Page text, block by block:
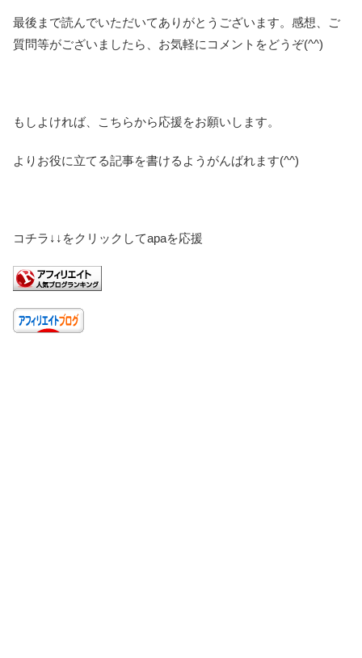
最後まで読んでいただいてありがとうございます。感想、ご
質問等がございましたら、お気軽にコメントをどうぞ(^^)
もしよければ、こちらから応援をお願いします。
よりお役に立てる記事を書けるようがんばれます(^^)
コチラ↓↓をクリックしてapaを応援